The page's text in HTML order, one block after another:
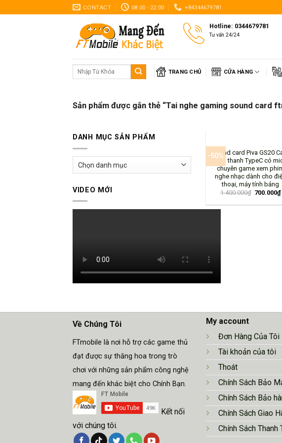
to
CONTACT 08:00 - 22:00 +84344679781
Hotline: 0344679781
Tư vấn 24/24
Tìm
TRANG CHỦ CỬA HÀNG
Sản phẩm được gắn thẻ “Tai nghe gaming sound card
DANH MỤC SẢN PHẨM
VIDEO MỚI
-50%
Sound card Piva GS20
âm thanh TypeC có
chuyên game xem
nghe nhạc dành cho
thoại, máy tính bảng
1.400.000₫ 700.000₫
Về Chúng Tôi
FTmobile là nơi hỗ trợ các game thủ
đạt được sự thăng hoa trong trò
chơi với những sản phẩm công nghệ
mang đến khác biệt cho Chính Bạn.
Kết nối
với chúng tôi.
My account
Đơn Hàng Của Tôi
Tài khoản của tôi
Thoát
Chính Sách Bảo
Chính Sách Bảo
Chính Sách Giao
Chính Sách Thanh